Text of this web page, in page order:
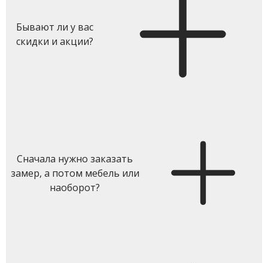
Бывают ли у вас
скидки и акции?
Сначала нужно заказать
замер, а потом мебель или
наоборот?